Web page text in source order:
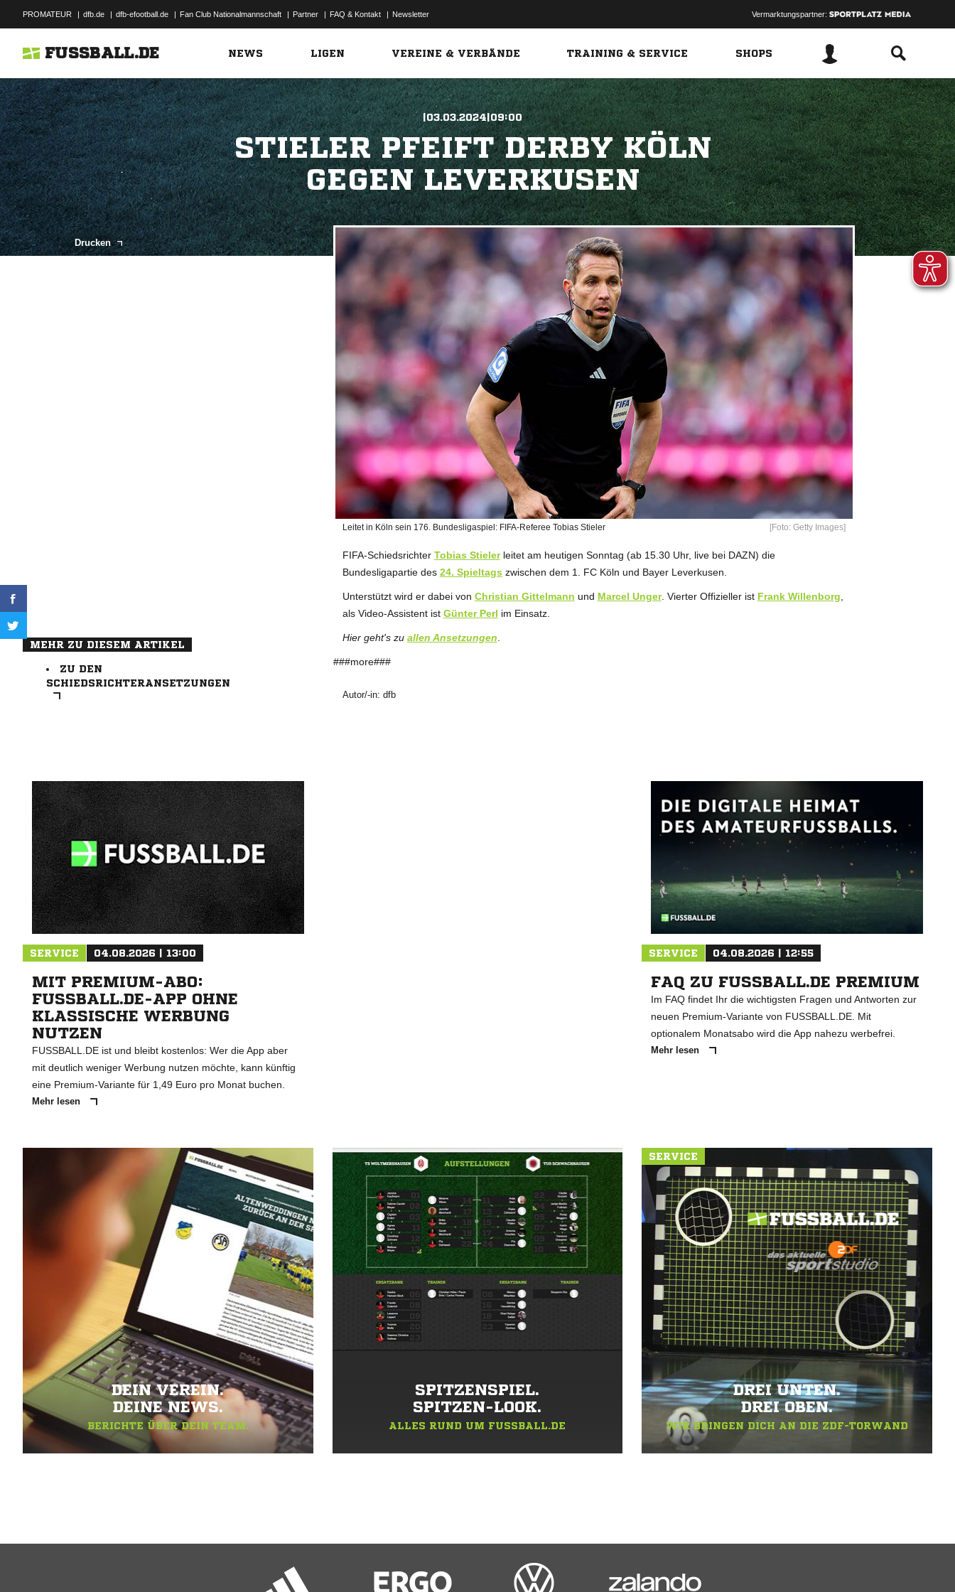
PROMATEUR | dfb.de | dfb-efootball.de | Fan Club Nationalmannschaft | Partner | FAQ & Kontakt | Newsletter Vermarktungspartner:
FUSSBALL.DE NEWS LIGEN VEREINE & VERBÄNDE TRAINING & SERVICE SHOPS
|03.03.2024|09:00
STIELER PFEIFT DERBY KÖLN
GEGEN LEVERKUSEN
Drucken
Leitet in Köln sein 176. Bundesligaspiel: FIFA-Referee Tobias Stieler [Foto: Getty Images]
ANZEIGE
FIFA-Schiedsrichter Tobias Stielerleitet am heutigen Sonntag (ab 15.30 Uhr, live bei DAZN) die
Bundesligapartie des 24. Spieltags zwischen dem 1. FC Köln und Bayer Leverkusen.
Unterstützt wird er dabei von Christian Gittelmann und Marcel Unger. Vierter Offizieller ist Frank Willenborg
als Video-Assistent ist Günter Perl im Einsatz.
Hier geht's zu allen Ansetzungen
###more###
Autor/-in: dfb
MEHR ZU DIESEM ARTIKEL
ZU DEN
SCHIEDSRICHTERANSETZUNGEN
SERVICE 04.08.2026 | 13:00
MIT PREMIUM-ABO:
FUSSBALL.DE-APP OHNE
KLASSISCHE WERBUNG
NUTZEN
FUSSBALL.DE ist und bleibt kostenlos: Wer die App aber
mit deutlich weniger Werbung nutzen möchte, kann künftig
eine Premium-Variante für 1,49 Euro pro Monat buchen.
Mehr lesen
SERVICE 04.08.2026 | 12:55
FAQ ZU FUSSBALL.DE PREMIUM
Im FAQ findet Ihr die wichtigsten Fragen und Antworten zur
neuen Premium-Variante von FUSSBALL.DE. Mit
optionalem Monatsabo wird die App nahezu werbefrei.
Mehr lesen
DEIN VEREIN.
DEINE NEWS.
BERICHTE ÜBER DEIN TEAM.
SPITZENSPIEL.
SPITZEN-LOOK.
ALLES RUND UM FUSSBALL.DE
SERVICE
DREI UNTEN.
DREI OBEN.
WIR BRINGEN DICH AN DIE ZDF-TORWAND